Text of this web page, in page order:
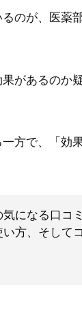
のが、医薬
があるのか
方で、「効
になる口コ
方、そして